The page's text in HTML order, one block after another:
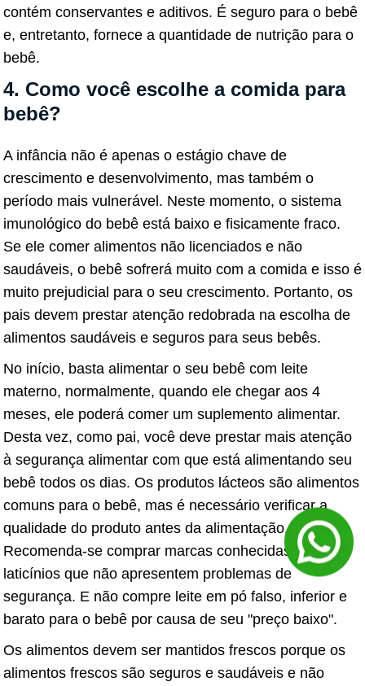
contém conservantes e aditivos. É seguro para o bebê
e, entretanto, fornece a quantidade de nutrição para o
bebê.
4. Como você escolhe a comida para
bebê?
A infância não é apenas o estágio chave de
crescimento e desenvolvimento, mas também o
período mais vulnerável. Neste momento, o sistema
imunológico do bebê está baixo e fisicamente fraco.
Se ele comer alimentos não licenciados e não
saudáveis, o bebê sofrerá muito com a comida e isso é
muito prejudicial para o seu crescimento. Portanto, os
pais devem prestar atenção redobrada na escolha de
alimentos saudáveis ​​e seguros para seus bebês.
No início, basta alimentar o seu bebê com leite
materno, normalmente, quando ele chegar aos 4
meses, ele poderá comer um suplemento alimentar.
Desta vez, como pai, você deve prestar mais atenção
à segurança alimentar com que está alimentando seu
bebê todos os dias. Os produtos lácteos são alimentos
comuns para o bebê, mas é necessário verificar a
qualidade do produto antes da alimentação.
Recomenda-se comprar marcas conhecidas de
laticínios que não apresentem problemas de
segurança. E não compre leite em pó falso, inferior e
barato para o bebê por causa de seu "preço baixo".
Os alimentos devem ser mantidos frescos porque os
alimentos frescos são seguros e saudáveis ​​e não